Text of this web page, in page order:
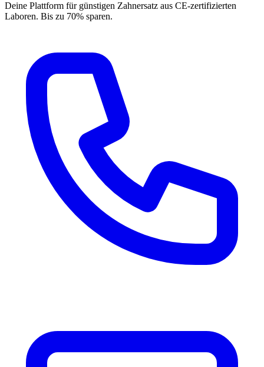
Deine Plattform für günstigen Zahnersatz aus CE-zertifizierten
Laboren. Bis zu 70% sparen.